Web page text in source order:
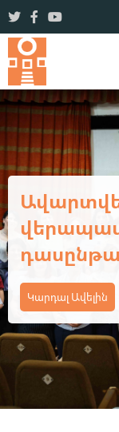
Կարդալ Ավելին